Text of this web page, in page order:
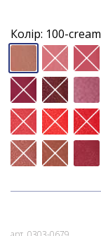
Колір: 100-cream